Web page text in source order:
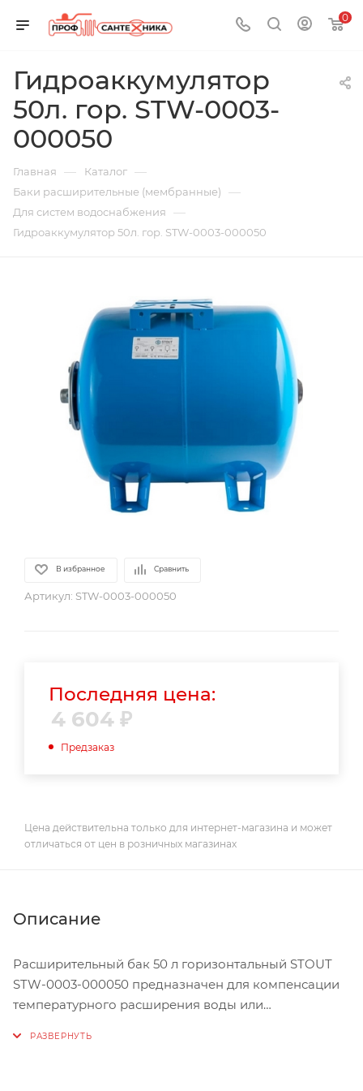
0
Гидроаккумулятор
50л. гор. STW-0003-
000050
Главная — Каталог —
Баки расширительные (мембранные) —
Для систем водоснабжения —
Гидроаккумулятор 50л. гор. STW-0003-000050
В избранное Сравнить
Артикул: STW-0003-000050
Последняя цена:
4 604 ₽
Предзаказ
Цена действительна только для интернет-магазина и может
отличаться от цен в розничных магазинах
Описание
Расширительный бак 50 л горизонтальный STOUT
STW-0003-000050 предназначен для компенсации
температурного расширения воды или